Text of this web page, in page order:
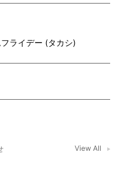
ライデー (タカシ)
View All